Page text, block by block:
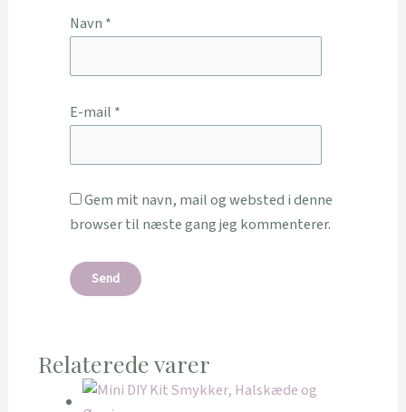
Navn *
E-mail *
Gem mit navn, mail og websted i denne
browser til næste gang jeg kommenterer.
Relaterede varer